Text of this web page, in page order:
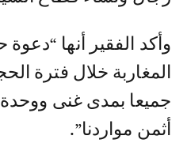
وأكد الفقير أنها
المغاربة خلال فترة
جميعا بمدى غنى ووحدة
أثمن مواردنا”.